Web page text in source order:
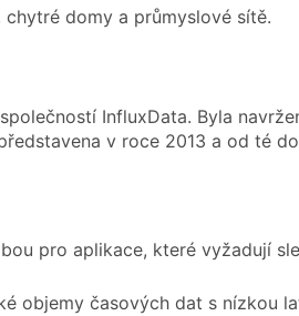
chytré domy a průmyslové sítě.
InfluxData. Byla
v roce 2013 a od té
pro aplikace, které vyžadují
objemy časových dat s nízkou